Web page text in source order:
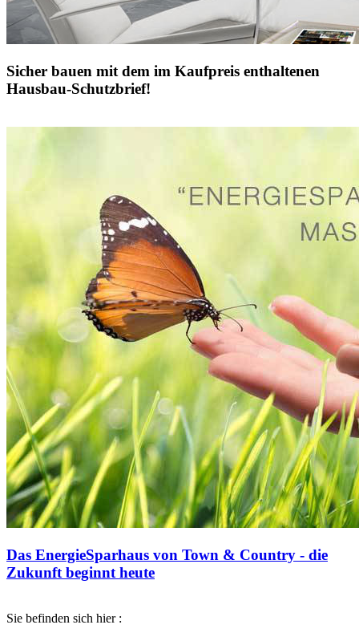
Sicher bauen mit dem im Kaufpreis enthaltenen
Hausbau-Schutzbrief!
Das EnergieSparhaus von Town & Country - die
Zukunft beginnt heute
Sie befinden sich hier :